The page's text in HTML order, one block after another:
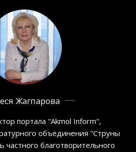
Жагпарова
портала "Akmol Inform",
объединения "Струны
благотворительного